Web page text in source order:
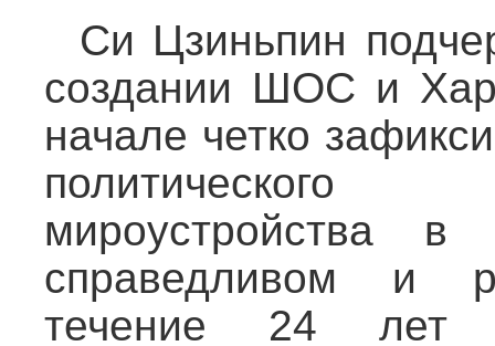
Си Цзиньпин
создании ШОС и
начале четко
мироустройства в
справедливом и
течение 24 лет